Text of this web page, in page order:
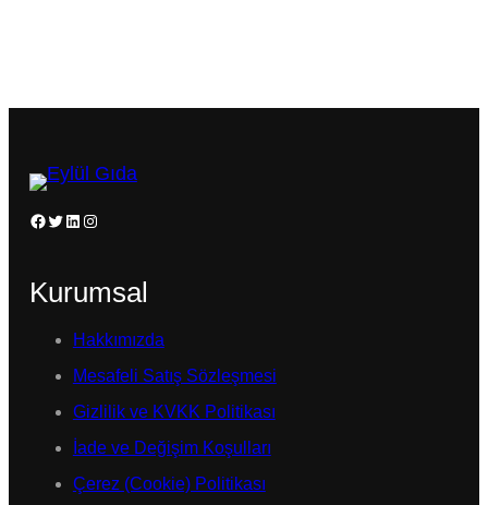
Facebook Twitter LinkedIn Instagram
Kurumsal
Hakkımızda
Mesafeli Satış Sözleşmesi
Gizlilik ve KVKK Politikası
İade ve Değişim Koşulları
Çerez (Cookie) Politikası